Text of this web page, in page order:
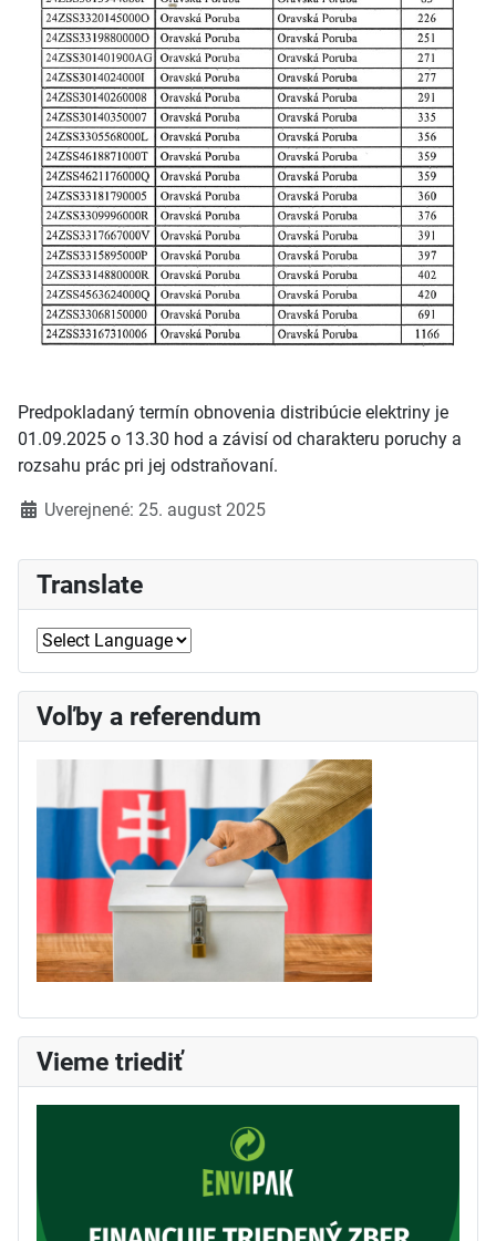
Translate
Voľby a referendum
Vieme triediť
Predpokladaný termín obnovenia distribúcie elektriny je
01.09.2025 o 13.30 hod a závisí od charakteru poruchy a
rozsahu prác pri jej odstraňovaní.
DetailyUverejnené: 25. august 2025